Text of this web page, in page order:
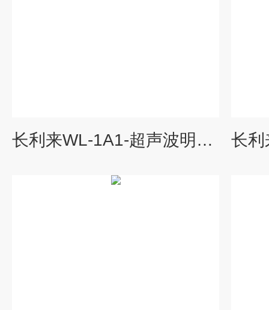
长利来WL-1A1-超声波明渠流量计